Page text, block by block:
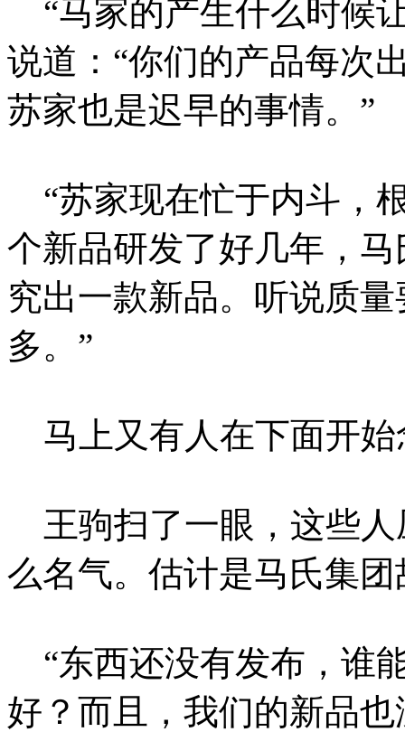
“马家的产生什么时候
说道：“你们的产品每次
苏家也是迟早的事情。”
“苏家现在忙于内斗，
个新品研发了好几年，
究出一款新品。听说质
多。”
马上又有人在下面开始
王驹扫了一眼，这些人
么名气。估计是马氏集
“东西还没有发布，谁
好？而且，我们的新品